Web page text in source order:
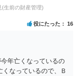
(生前の財産管理)
役にたった 16
年亡くなっているの
なっているので、Ｂ